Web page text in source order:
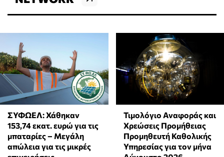
ΣΥΦΩΕΛ: Χάθηκαν
153,74 εκατ. ευρώ για τις
μπαταρίες – Μεγάλη
απώλεια για τις μικρές
Τιμολόγιο Αναφοράς και
Χρεώσεις Προμήθειας
Προμηθευτή Καθολικής
Υπηρεσίας για τον μήνα